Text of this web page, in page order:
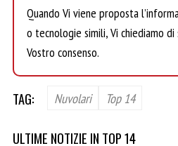
Quando Vi viene proposta
o tecnologie simili, Vi chiediamo
Vostro consenso.
TAG: Nuvolari Top 14
ULTIME NOTIZIE IN TOP 14